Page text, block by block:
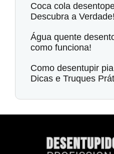
Coca cola
Descubra a Verdade!
Água quente
como funciona!
Como desentupir
Dicas e Truques